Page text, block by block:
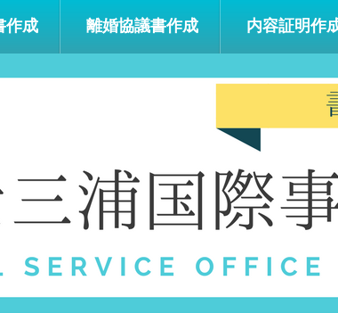
作成 離婚協議書作成 内容証明作